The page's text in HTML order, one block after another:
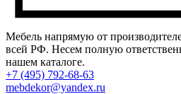
Мебель напрямую от
всей РФ. Несем полную
нашем каталоге.
+7 (495) 792-68-63
mebdekor@yandex.ru